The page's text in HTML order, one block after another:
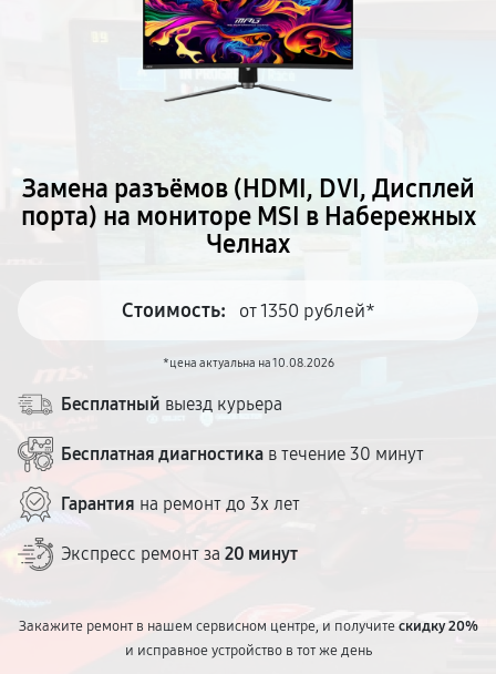
Замена разъёмов (HDMI, DVI, Дисплей
порта) на мониторе MSI в Набережных
Челнах
Стоимость: от 1350 рублей*
*цена актуальна на 10.08.2026
Бесплатный выезд курьера
Бесплатная диагностика в течение 30 минут
Гарантия на ремонт до 3х лет
Экспресс ремонт за 20 минут
Закажите ремонт в нашем сервисном центре, и получитескидку 20%
и исправное устройство в тот же день